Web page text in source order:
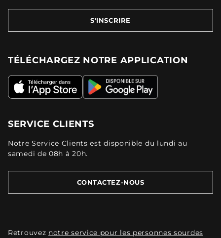
S'INSCRIRE
TÉLÉCHARGEZ NOTRE APPLICATION
SERVICE CLIENTS
Notre Service Clients est disponible du lundi au
samedi de 08h à 20h.
CONTACTEZ-NOUS
Retrouvez notre service pour les personnes sourdes